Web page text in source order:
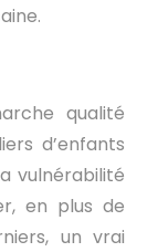
qualité
d’enfants
vulnérabilité
en plus de
un vrai